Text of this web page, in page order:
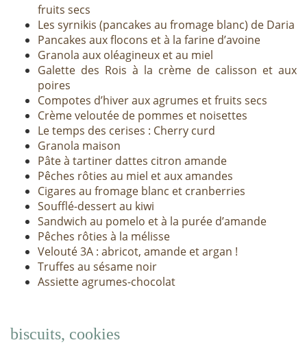
fruits secs
Les syrnikis (pancakes au fromage blanc) de Daria
Pancakes aux flocons et à la farine d’avoine
Granola aux oléagineux et au miel
Galette des Rois à la crème de calisson et aux
poires
Compotes d’hiver aux agrumes et fruits secs
Crème veloutée de pommes et noisettes
Le temps des cerises : Cherry curd
Granola maison
Pâte à tartiner dattes citron amande
Pêches rôties au miel et aux amandes
Cigares au fromage blanc et cranberries
Soufflé-dessert au kiwi
Sandwich au pomelo et à la purée d’amande
Pêches rôties à la mélisse
Velouté 3A : abricot, amande et argan !
Truffes au sésame noir
Assiette agrumes-chocolat
biscuits, cookies